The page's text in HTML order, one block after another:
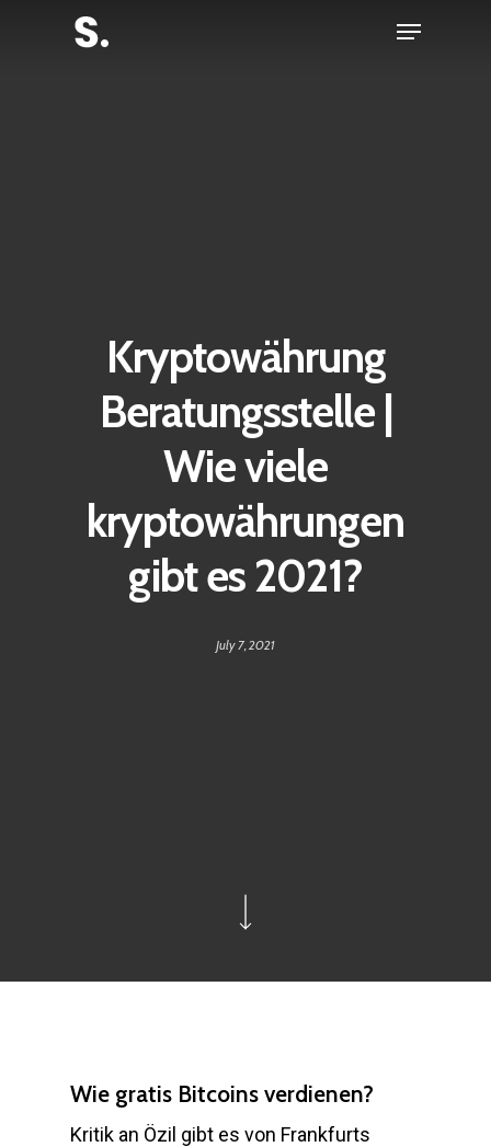
Menu
Kryptowährung
Beratungsstelle |
Wie viele
kryptowährungen
gibt es 2021?
July 7, 2021
Wie gratis Bitcoins verdienen?
Kritik an Özil gibt es von Frankfurts